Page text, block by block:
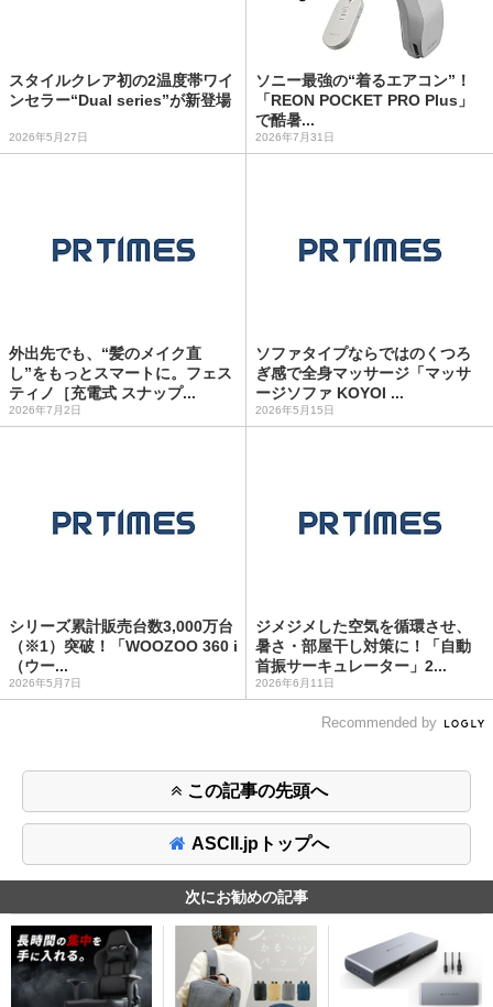
スタイルクレア初の2温度帯ワイ
ンセラー“Dual series”が新登場
2026年5月27日
ソニー最強の“着るエアコン”！
「REON POCKET PRO Plus」
で酷暑...
2026年7月31日
外出先でも、“髪のメイク直
し”をもっとスマートに。フェス
ティノ［充電式 スナップ...
2026年7月2日
ソファタイプならではのくつろ
ぎ感で全身マッサージ「マッサ
ージソファ KOYOI ...
2026年5月15日
シリーズ累計販売台数3,000万台
（※1）突破！「WOOZOO 360 i
（ウー...
2026年5月7日
ジメジメした空気を循環させ、
暑さ・部屋干し対策に！「自動
首振サーキュレーター」2...
2026年6月11日
Recommended by
この記事の先頭へ
ASCII.jpトップへ
次にお勧めの記事